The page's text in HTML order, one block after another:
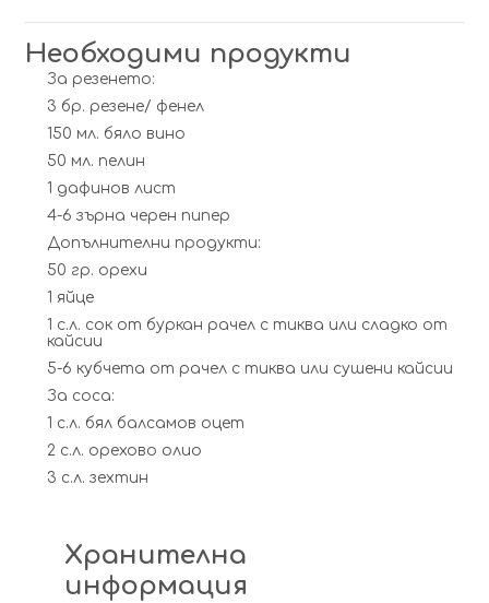
Необходими продукти
За резенето:
3 бр. резене/ фенел
150 мл. бяло вино
50 мл. пелин
1 дафинов лист
4-6 зърна черен пипер
Допълнителни продукти:
50 гр. орехи
1 яйце
1 с.л. сок от буркан рачел с тиква или сладко от
кайсии
5-6 кубчета от рачел с тиква или сушени кайсии
За соса:
1 с.л. бял балсамов оцет
2 с.л. орехово олио
3 с.л. зехтин
Хранителна
информация